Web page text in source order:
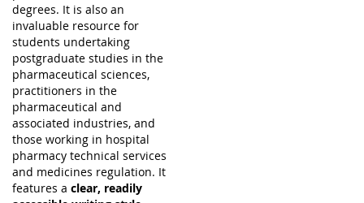
degrees. It is also an
invaluable resource for
students undertaking
postgraduate studies in the
pharmaceutical sciences,
practitioners in the
pharmaceutical and
associated industries, and
those working in hospital
pharmacy technical services
and medicines regulation. It
features a clear, readily